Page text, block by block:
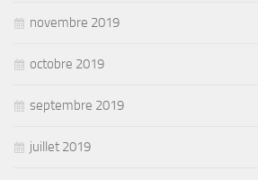
novembre 2019
octobre 2019
septembre 2019
juillet 2019